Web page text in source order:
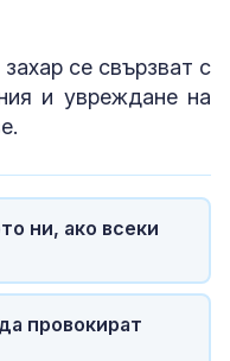
се свързват с
и увреждане на
ни, ако всеки
провокират